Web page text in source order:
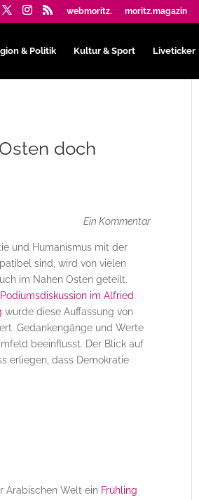
webmoritz. moritz.magazin
& Politik Kultur & Sport Liveticker
doch
Ein Kommentar
und Humanismus mit der
sind, wird von vielen
im Nahen Osten geteilt.
Podiumsdiskussion im Alfried
wurde diese Auffassung von
Gedankengänge und Werte
beeinflusst. Der Blick auf
erliegen, dass Demokratie
Arabischen Welt ein Frühling